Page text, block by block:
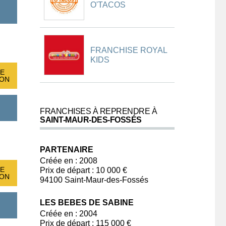
O'TACOS
FRANCHISE ROYAL
KIDS
FRANCHISES À REPRENDRE À
SAINT-MAUR-DES-FOSSÉS
PARTENAIRE
Créée en : 2008
Prix de départ : 10 000 €
94100 Saint-Maur-des-Fossés
LES BEBES DE SABINE
Créée en : 2004
Prix de départ : 115 000 €